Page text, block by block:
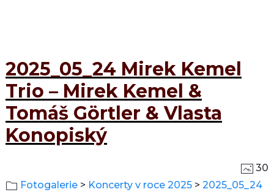
2025_05_24 Mirek Kemel
Trio – Mirek Kemel &
Tomáš Görtler & Vlasta
Konopiský
30
Fotogalerie > Koncerty v roce 2025 > 2025_05_24